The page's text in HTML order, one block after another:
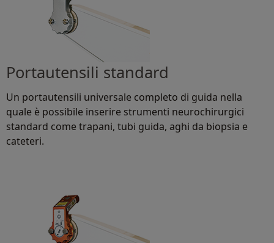
Portautensili standard
Un portautensili universale completo di guida nella
quale è possibile inserire strumenti neurochirurgici
standard come trapani, tubi guida, aghi da biopsia e
cateteri.